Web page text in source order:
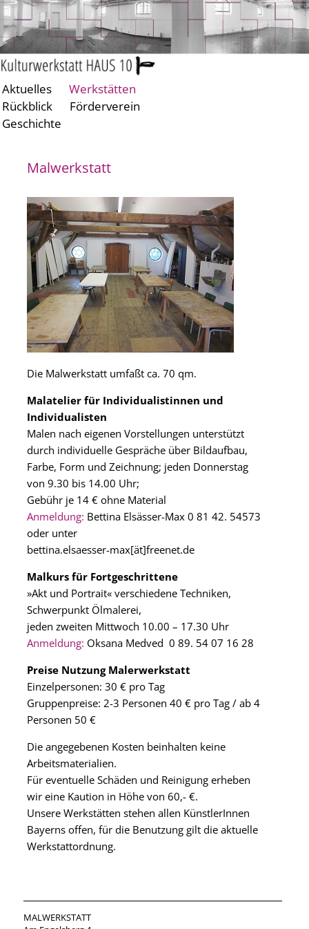
Zum
primären
Inhalt
Zum
sekundären
Inhalt
Aktuelles
Werkstätten
Rückblick
Förderverein
Geschichte
Malwerkstatt
Die Malwerkstatt umfaßt ca. 70 qm.
Malatelier für Individualistinnen und
Individualisten
Malen nach eigenen Vorstellungen unterstützt
durch individuelle Gespräche über Bildaufbau,
Farbe, Form und Zeichnung; jeden Donnerstag
von 9.30 bis 14.00 Uhr;
Gebühr je 14 € ohne Material
Anmeldung: Bettina Elsässer-Max 0 81 42. 54573
oder unter
bettina.elsaesser-max[ät]freenet.de
Malkurs für Fortgeschrittene
»Akt und Portrait« verschiedene Techniken,
Schwerpunkt Ölmalerei,
jeden zweiten Mittwoch 10.00 – 17.30 Uhr
Anmeldung: Oksana Medved 0 89. 54 07 16 28
Preise Nutzung Malerwerkstatt
Einzelpersonen: 30 € pro Tag
Gruppenpreise: 2-3 Personen 40 € pro Tag / ab 4
Personen 50 €
Die angegebenen Kosten beinhalten keine
Arbeitsmaterialien.
Für eventuelle Schäden und Reinigung erheben
wir eine Kaution in Höhe von 60,- €.
Unsere Werkstätten stehen allen KünstlerInnen
Bayerns offen, für die Benutzung gilt die aktuelle
Werkstattordnung.
MALWERKSTATT